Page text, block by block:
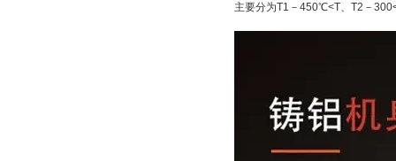
主要分为T1－450℃<T、T2－